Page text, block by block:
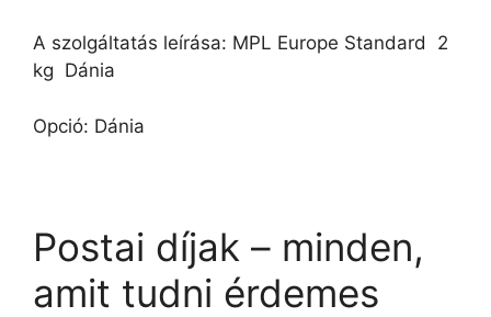
A szolgáltatás leírása: MPL Europe Standard  2
kg  Dánia
Opció: Dánia
Postai díjak – minden,
amit tudni érdemes